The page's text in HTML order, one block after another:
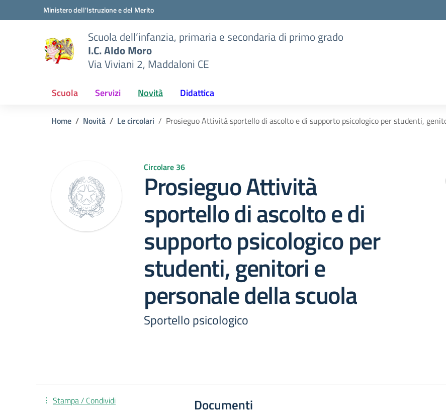
Vai ai contenuti
Vai al menu di navigazioneMinistero dell'Istruzione e del Merito
Scuola dell’infanzia, primaria e secondaria di primo grado
I.C. Aldo Moro
Via Viviani 2, Maddaloni CE
Scuola Servizi Novità Didattica
Home Novità Le circolari Prosieguo Attività sportello di ascolto e di supporto psicologico per studenti,
Circolare 36
Prosieguo Attività
sportello di ascolto e di
supporto psicologico per
studenti, genitori e
personale della scuola
Sportello psicologico
Documenti
Stampa / Condividi